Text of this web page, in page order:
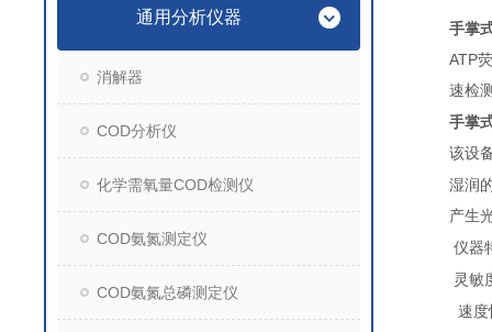
通用分析仪器
消解器
COD分析仪
化学需氧量COD检测仪
COD氨氮测定仪
COD氨氮总磷测定仪
手掌
ATP
速检
手掌
该设
湿润
产生
仪器
灵敏
速度